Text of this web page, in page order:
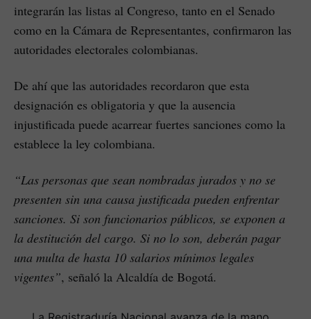
integrarán las listas al Congreso, tanto en el Senado
como en la Cámara de Representantes, confirmaron las
autoridades electorales colombianas.
De ahí que las autoridades recordaron que esta
designación es obligatoria y que la ausencia
injustificada puede acarrear fuertes sanciones como la
establece la ley colombiana.
“Las personas que sean nombradas jurados y no se
presenten sin una causa justificada pueden enfrentar
sanciones. Si son funcionarios públicos, se exponen a
la destitución del cargo. Si no lo son, deberán pagar
una multa de hasta 10 salarios mínimos legales
vigentes”, señaló la Alcaldía de Bogotá.